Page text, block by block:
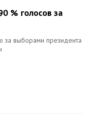
% голосов за
за выборами президента